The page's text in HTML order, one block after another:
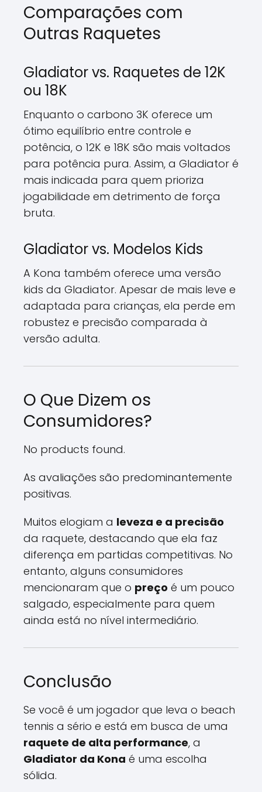
Comparações com
Outras Raquetes
Gladiator vs. Raquetes de 12K
ou 18K
Enquanto o carbono 3K oferece um
ótimo equilíbrio entre controle e
potência, o 12K e 18K são mais voltados
para potência pura. Assim, a Gladiator é
mais indicada para quem prioriza
jogabilidade em detrimento de força
bruta.
Gladiator vs. Modelos Kids
A Kona também oferece uma versão
kids da Gladiator. Apesar de mais leve e
adaptada para crianças, ela perde em
robustez e precisão comparada à
versão adulta.
O Que Dizem os
Consumidores?
No products found.
As avaliações são predominantemente
positivas.
Muitos elogiam a leveza e a precisão
da raquete, destacando que ela faz
diferença em partidas competitivas. No
entanto, alguns consumidores
mencionaram que o preço é um pouco
salgado, especialmente para quem
ainda está no nível intermediário.
Conclusão
Se você é um jogador que leva o beach
tennis a sério e está em busca de uma
raquete de alta performance, a
Gladiator da Kona é uma escolha
sólida.